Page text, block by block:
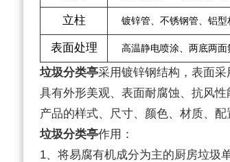
立柱 镀锌管、不锈钢管、铝型
表面处理 高温静电喷涂、两底两
垃圾分类亭采用镀锌钢结构，表面采
具有外形美观、表面耐腐蚀、抗风性
产品的样式、尺寸、颜色、材质、配
垃圾分类亭作用：
1、将易腐有机成分为主的厨房垃圾